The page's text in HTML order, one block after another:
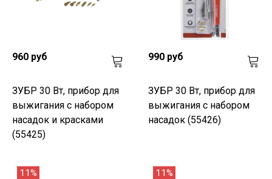
960 руб
ЗУБР 30 Вт, прибор для
выжигания с набором
насадок и красками
(55425)
990 руб
ЗУБР 30 Вт, прибор для
выжигания с набором
насадок (55426)
11% 11%